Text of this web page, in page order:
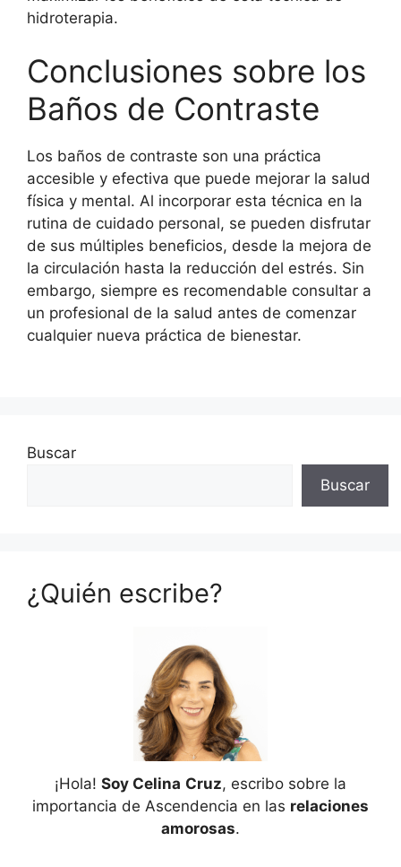
hidroterapia.
Conclusiones sobre los
Baños de Contraste
Los baños de contraste son una práctica
accesible y efectiva que puede mejorar la salud
física y mental. Al incorporar esta técnica en la
rutina de cuidado personal, se pueden disfrutar
de sus múltiples beneficios, desde la mejora de
la circulación hasta la reducción del estrés. Sin
embargo, siempre es recomendable consultar a
un profesional de la salud antes de comenzar
cualquier nueva práctica de bienestar.
Buscar
Buscar
¿Quién escribe?
¡Hola! Soy Celina Cruz, escribo sobre la
importancia de Ascendencia en las relaciones
amorosas.